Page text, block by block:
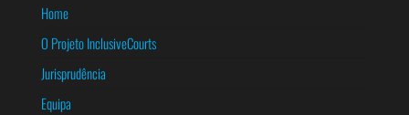
Home
O Projeto InclusiveCourts
Jurisprudência
Equipa